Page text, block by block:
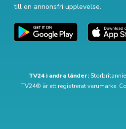
till en annonsfri upplevelse.
TV24 i andra länder:
TV24® är ett registrerat varumärke.